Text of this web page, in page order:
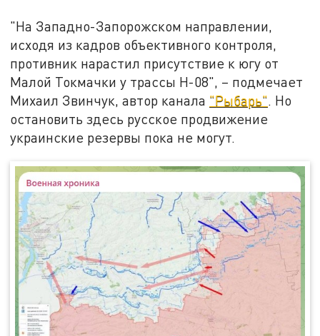
"На Западно-Запорожском направлении,
исходя из кадров объективного контроля,
противник нарастил присутствие к югу от
Малой Токмачки у трассы Н-08", – подмечает
Михаил Звинчук, автор канала "Рыбарь". Но
остановить здесь русское продвижение
украинские резервы пока не могут.